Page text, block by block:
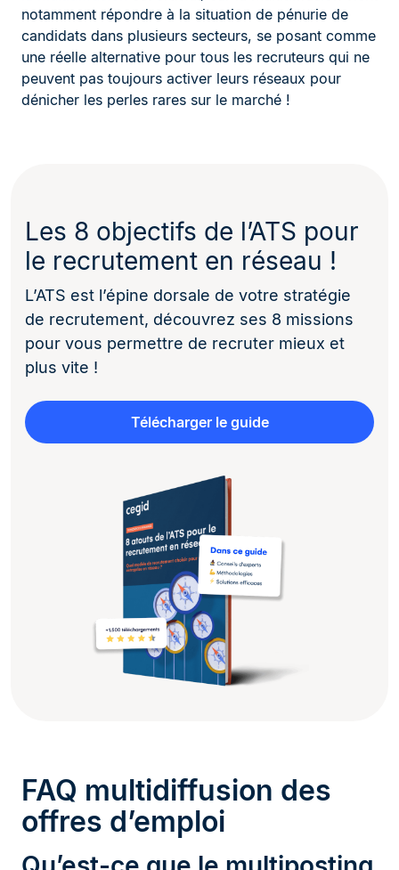
notamment répondre à la situation de pénurie de
candidats dans plusieurs secteurs, se posant comme
une réelle alternative pour tous les recruteurs qui ne
peuvent pas toujours activer leurs réseaux pour
dénicher les perles rares sur le marché !
Les 8 objectifs de l’ATS pour
le recrutement en réseau !
L’ATS est l’épine dorsale de votre stratégie
de recrutement, découvrez ses 8 missions
pour vous permettre de recruter mieux et
plus vite !
Télécharger le guide
FAQ multidiffusion des
offres d’emploi